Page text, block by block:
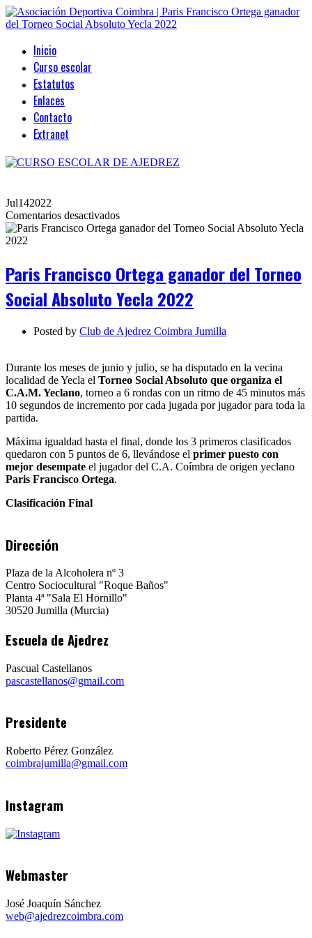
Inicio
Curso escolar
Estatutos
Enlaces
Contacto
Extranet
Jul142022
Comentarios desactivadosen
Paris
del
Social
Yecla
2022
Paris Francisco Ortega ganador del Torneo
Social Absoluto Yecla 2022
Posted by Club de Ajedrez Coimbra Jumilla
Durante los meses de junio y julio, se ha disputado en la vecina
localidad de Yecla el Torneo Social Absoluto que organiza el
C.A.M. Yeclano, torneo a 6 rondas con un ritmo de 45 minutos más
10 segundos de incremento por cada jugada por jugador para toda la
partida.
Máxima igualdad hasta el final, donde los 3 primeros clasificados
quedaron con 5 puntos de 6, llevándose el primer puesto con
mejor desempate el jugador del C.A. Coímbra de origen yeclano
Paris Francisco Ortega.
Clasificación Final
Dirección
Plaza de la Alcoholera nº 3
Centro Sociocultural "Roque Baños"
Planta 4ª "Sala El Hornillo"
30520 Jumilla (Murcia)
Escuela de Ajedrez
Pascual Castellanos
pascastellanos@gmail.com
Presidente
Roberto Pérez González
coimbrajumilla@gmail.com
Instagram
Webmaster
José Joaquín Sánchez
web@ajedrezcoimbra.com